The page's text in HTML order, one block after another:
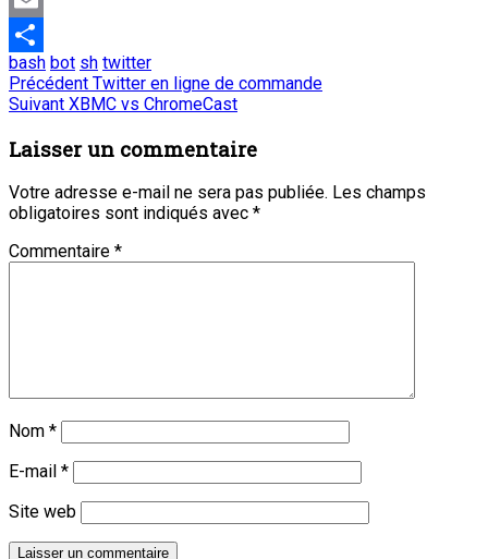
Email
Partager
bash bot sh twitter
Navigation
de
l’article
Précédent Article
précédent
Twitter en ligne de commande
Suivant Article
:
XBMC vs ChromeCast
Laisser un commentaire
Votre adresse e-mail ne sera pas publiée. Les champs
obligatoires sont indiqués avec *
Commentaire *
Nom *
E-mail *
Site web